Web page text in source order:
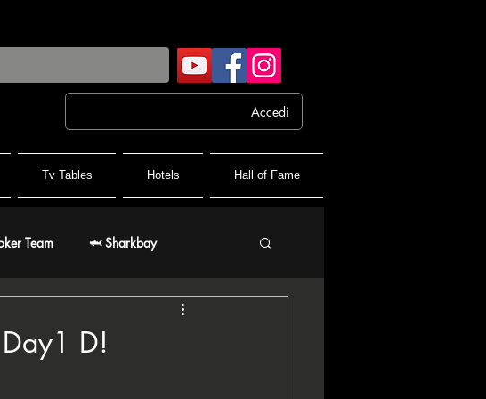
Accedi
Tv Tables Hotels Hall of Fame
Team 🦈 Sharkbay
🇫🇷 FPF France Poker Festival
D!